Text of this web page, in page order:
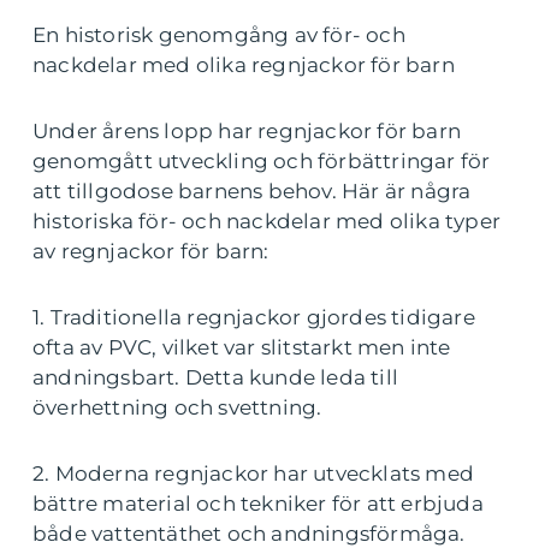
En historisk genomgång av för- och
nackdelar med olika regnjackor för barn
Under årens lopp har regnjackor för barn
genomgått utveckling och förbättringar för
att tillgodose barnens behov. Här är några
historiska för- och nackdelar med olika typer
av regnjackor för barn:
1. Traditionella regnjackor gjordes tidigare
ofta av PVC, vilket var slitstarkt men inte
andningsbart. Detta kunde leda till
överhettning och svettning.
2. Moderna regnjackor har utvecklats med
bättre material och tekniker för att erbjuda
både vattentäthet och andningsförmåga.